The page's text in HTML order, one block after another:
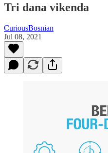
Tri dana vikenda
CuriousBosnian
Jul 08, 2021